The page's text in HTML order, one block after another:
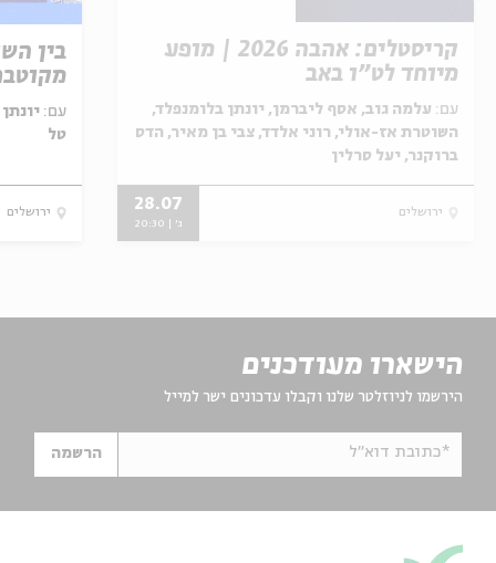
קריסטלים: אהבה 2026 | מופע
מיוחד לט״ו באב
עם: עלמה גוב, אסף ליברמן, יונתן בלומנפלד,
השוטרת אז-אולי, רוני אלדד, צבי בן מאיר, הדס
ברוקנר, יעל סרלין
ירושלים 28.07
ג' | 20:30
בין
עם:
טל
ירושלים
הישארו מעודכנים
הירשמו לניוזלטר שלנו וקבלו עדכונים ישר למייל
*כתובת דוא"ל הרשמה